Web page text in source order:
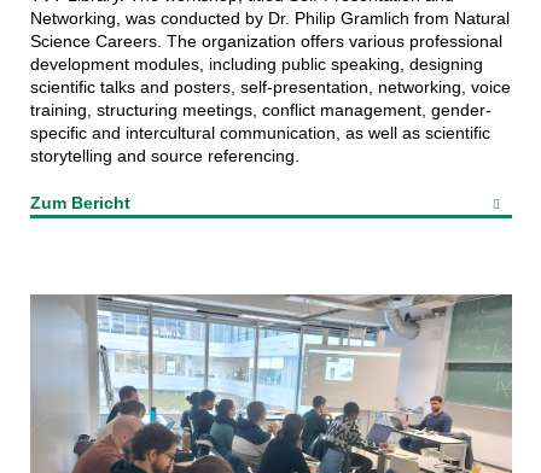
Networking, was conducted by Dr. Philip Gramlich from Natural
Science Careers. The organization offers various professional
development modules, including public speaking, designing
scientific talks and posters, self-presentation, networking, voice
training, structuring meetings, conflict management, gender-
specific and intercultural communication, as well as scientific
storytelling and source referencing.
Zum Bericht